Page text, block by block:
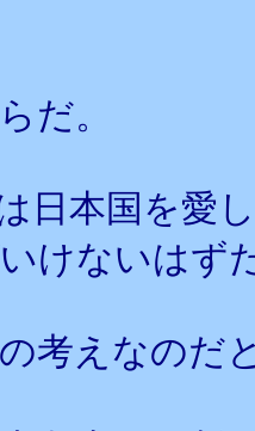
だ。
日本国を愛
けないはず
考えなのだ